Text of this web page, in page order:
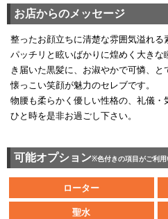
お店からのメッセージ
整ったお顔立ちに清楚な雰囲気溢れる
パッチリと眩いばかりに煌めく大き
き届いた黒髪に、お淑やかで可憐、
懐っこい笑顔が魅力のセレブです。
物腰も柔らかく優しい性格の、礼儀
ひと時を是非お過ごし下さい。
可能オプション※色付きの項目がご利用
ローター
聖水